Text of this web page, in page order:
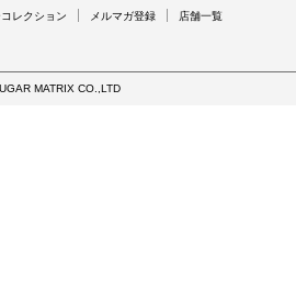
レクション メルマガ登録 店舗一覧
MATRIX CO.,LTD